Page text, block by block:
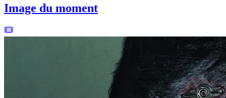
Image du moment